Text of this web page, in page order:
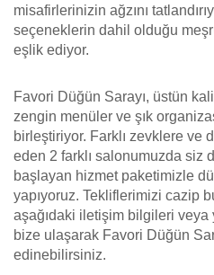
misafirlerinizin ağzını
seçeneklerin dahil olduğu
eşlik ediyor.
Favori Düğün Sarayı, üstün
zengin menüler ve şık
birleştiriyor. Farklı zevklere ve
eden 2 farklı salonumuzda siz
başlayan hizmet paketimizle
yapıyoruz. Tekliflerimizi cazip
aşağıdaki iletişim bilgileri veya
bize ulaşarak Favori Düğün
edinebilirsiniz.